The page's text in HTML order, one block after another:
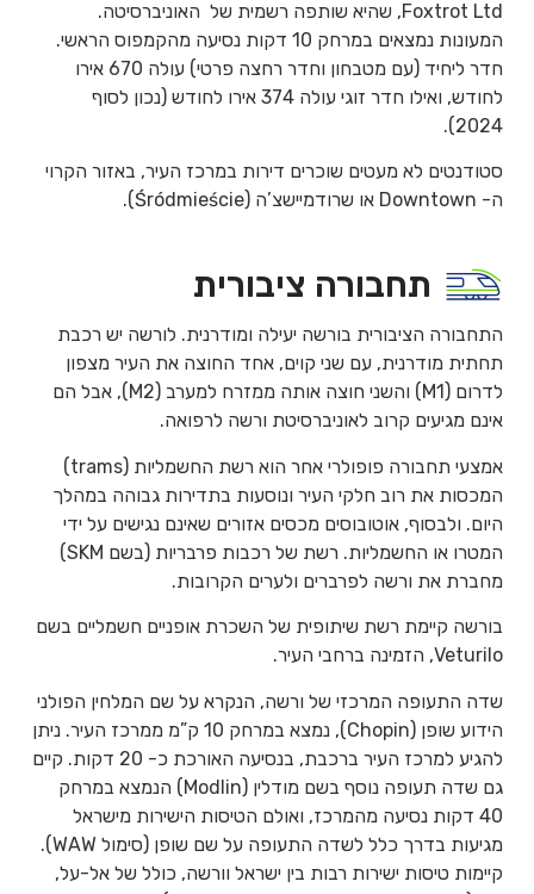
Foxtrot Ltd, שהיא שותפה רשמית של האוניברסיטה.
המעונות נמצאים במרחק 10 דקות נסיעה מהקמפוס הראשי.
חדר ליחיד (עם מטבחון וחדר רחצה פרטי) עולה 670 אירו
לחודש, ואילו חדר זוגי עולה 374 אירו לחודש (נכון לסוף
2024).
סטודנטים לא מעטים שוכרים דירות במרכז העיר, באזור הקרוי
ה- Downtown או שרודמיישצ’ה (Śródmieście).
תחבורה ציבורית
התחבורה הציבורית בורשה יעילה ומודרנית. לורשה יש רכבת
תחתית מודרנית, עם שני קוים, אחד החוצה את העיר מצפון
לדרום (M1) והשני חוצה אותה ממזרח למערב (M2), אבל הם
אינם מגיעים קרוב לאוניברסיטת ורשה לרפואה.
אמצעי תחבורה פופולרי אחר הוא רשת החשמליות (trams)
המכסות את רוב חלקי העיר ונוסעות בתדירות גבוהה במהלך
היום. ולבסוף, אוטובוסים מכסים אזורים שאינם נגישים על ידי
המטרו או החשמליות. רשת של רכבות פרבריות (בשם SKM)
מחברת את ורשה לפרברים ולערים הקרובות.
בורשה קיימת רשת שיתופית של השכרת אופניים חשמליים בשם
Veturilo, הזמינה ברחבי העיר.
שדה התעופה המרכזי של ורשה, הנקרא על שם המלחין הפולני
הידוע שופן (Chopin), נמצא במרחק 10 ק”מ ממרכז העיר. ניתן
להגיע למרכז העיר ברכבת, בנסיעה האורכת כ- 20 דקות. קיים
גם שדה תעופה נוסף בשם מודלין (Modlin) הנמצא במרחק
40 דקות נסיעה מהמרכז, ואולם הטיסות הישירות מישראל
מגיעות בדרך כלל לשדה התעופה על שם שופן (סימול WAW).
קיימות טיסות ישירות רבות בין ישראל וורשה, כולל של אל-על,